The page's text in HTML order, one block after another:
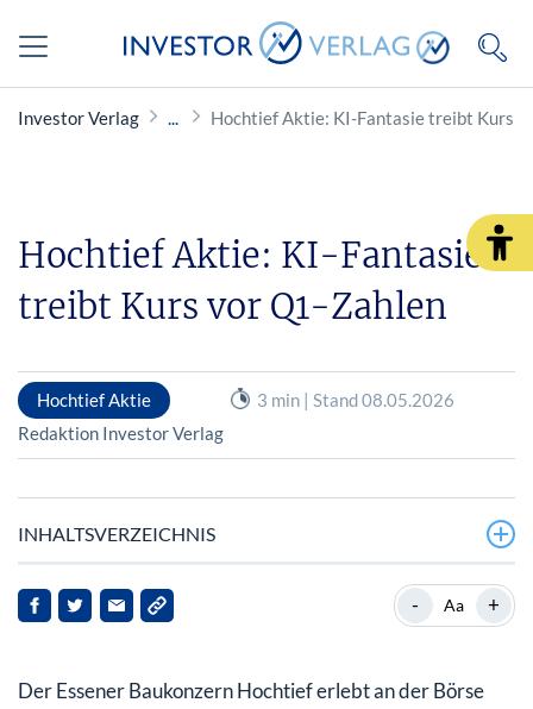
Investor Verlag Hochtief Aktie: KI-Fantasie treibt Kurs
Hochtief Aktie: KI-Fantasie
treibt Kurs vor Q1-Zahlen
Hochtief Aktie
3 min | Stand 08.05.2026
Redaktion Investor Verlag
INHALTSVERZEICHNIS
Hochtief profitiert massiv vom KI-Infrastrukturboom
Fazit für Anleger der Hochtief Aktie
- Aa +
Der Essener Baukonzern Hochtief erlebt an der Börse